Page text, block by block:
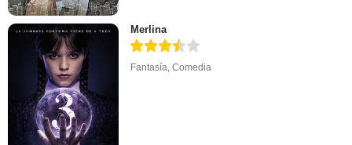
Merlina
Fantasía,Comedia